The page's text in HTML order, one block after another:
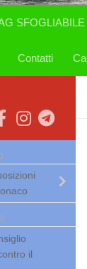
SFOGLIABILE
Contatti
il